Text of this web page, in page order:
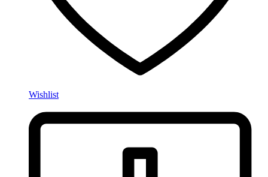
Wishlist